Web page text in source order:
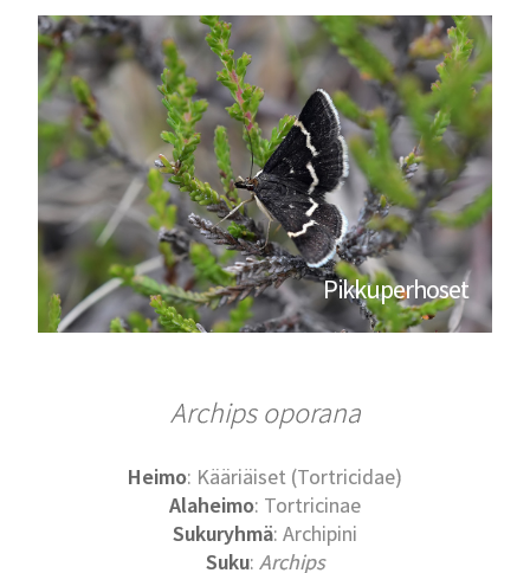
Pikkuperhoset
Archips oporana
Heimo: Kääriäiset (Tortricidae)
Alaheimo: Tortricinae
Sukuryhmä: Archipini
Suku: Archips